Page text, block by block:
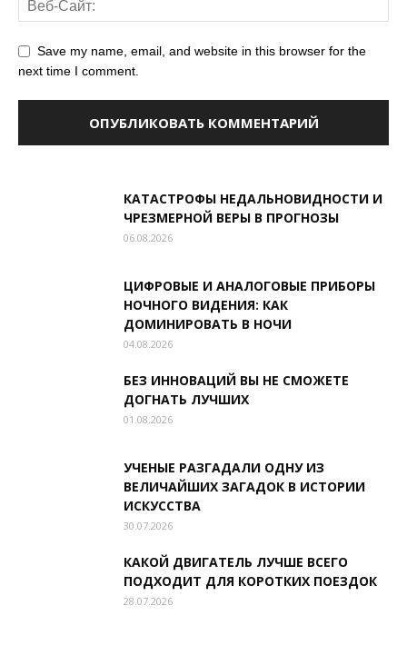
Save my name, email, and website in this browser for the
next time I comment.
КАТАСТРОФЫ НЕДАЛЬНОВИДНОСТИ И
ЧРЕЗМЕРНОЙ ВЕРЫ В ПРОГНОЗЫ
06.08.2026
ЦИФРОВЫЕ И АНАЛОГОВЫЕ ПРИБОРЫ
НОЧНОГО ВИДЕНИЯ: КАК
ДОМИНИРОВАТЬ В НОЧИ
04.08.2026
БЕЗ ИННОВАЦИЙ ВЫ НЕ СМОЖЕТЕ
ДОГНАТЬ ЛУЧШИХ
01.08.2026
УЧЕНЫЕ РАЗГАДАЛИ ОДНУ ИЗ
ВЕЛИЧАЙШИХ ЗАГАДОК В ИСТОРИИ
ИСКУССТВА
30.07.2026
КАКОЙ ДВИГАТЕЛЬ ЛУЧШЕ ВСЕГО
ПОДХОДИТ ДЛЯ КОРОТКИХ ПОЕЗДОК
28.07.2026